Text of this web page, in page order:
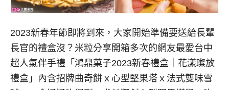
2023新春年節即將到來，大家開始準備要送給長輩
長官的禮盒沒？米粒分享開箱多次的網友最愛台中
超人氣伴手禮「鴻鼎菓子2023新春禮盒｜花漾璨放
禮盒」內含招牌曲奇餅ｘ心型堅果塔ｘ法式雙味雪